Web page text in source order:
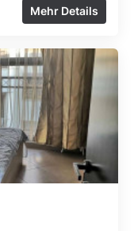
Mehr Details